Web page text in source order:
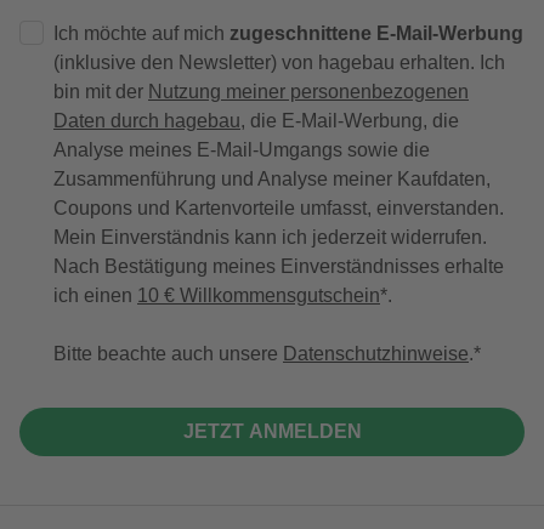
Ich möchte auf mich zugeschnittene E-Mail-Werbung
(inklusive den Newsletter) von hagebau erhalten. Ich
bin mit der Nutzung meiner personenbezogenen
Daten durch hagebau, die E-Mail-Werbung, die
Analyse meines E-Mail-Umgangs sowie die
Zusammenführung und Analyse meiner Kaufdaten,
Coupons und Kartenvorteile umfasst, einverstanden.
Mein Einverständnis kann ich jederzeit widerrufen.
Nach Bestätigung meines Einverständnisses erhalte
ich einen 10 € Willkommensgutschein*.
Bitte beachte auch unsere Datenschutzhinweise.
JETZT ANMELDEN